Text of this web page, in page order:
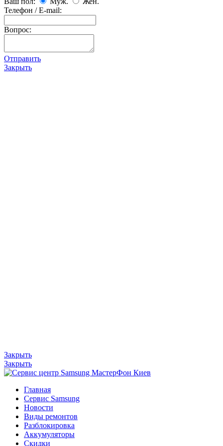
Телефон / E-mail:
Вопрос:
Отправить
Закрыть
Закрыть
Закрыть
Главная
Сервис Samsung
Новости
Виды ремонтов
Разблокировка
Аккумуляторы
Скидки